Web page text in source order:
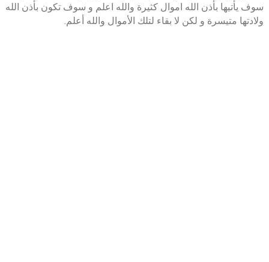
سوف يأتيها بأذن الله اموال كثيرة والله اعلم و سوف تكون بأذن الله
ولادتها متيسرة و لكن لا بقاء لتلك الأموال والله أعلم.